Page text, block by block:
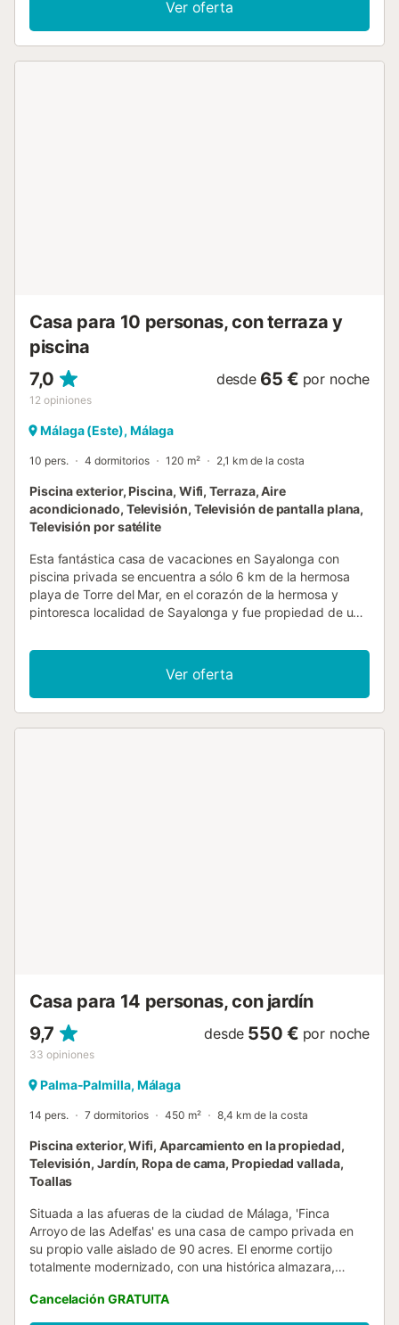
de cuna y trona para los más pequeños. Este alojamiento
vacacional cuenta con un espacio privado al aire libre que
Ver oferta
Casa para 10 personas, con terraza y
piscina
7,0
12 opiniones
desde 65 € por noche
Málaga (Este), Málaga
10 pers. 4 dormitorios 120 m² 2,1 km de la costa
Piscina exterior, Piscina, Wifi, Terraza, Aire
acondicionado, Televisión, Televisión de pantalla plana,
Televisión por satélite
Esta fantástica casa de vacaciones en Sayalonga con
piscina privada se encuentra a sólo 6 km de la hermosa
playa de Torre del Mar, en el corazón de la hermosa y
pintoresca localidad de Sayalonga y fue propiedad de un
misma y es perfecta para disfrutar de la tranquilidad del
típico campo andaluz de interior sin tener que perderse los
hermosos días de playa, ya que se alojará aquí no muy
lejos del mar. Esta casa con piscina, disponible de abril a
Ver oferta
Casa para 14 personas, con jardín
9,7
33 opiniones
desde 550 € por noche
Palma-Palmilla, Málaga
14 pers. 7 dormitorios 450 m² 8,4 km de la costa
Piscina exterior, Wifi, Aparcamiento en la propiedad,
Televisión, Jardín, Ropa de cama, Propiedad vallada,
Toallas
Situada a las afueras de la ciudad de Málaga, 'Finca
Arroyo de las Adelfas' es una casa de campo privada en
su propio valle aislado de 90 acres. El enorme cortijo
totalmente modernizado, con una histórica almazara,
zona de comedor, 7 dormitorios y 5 baños, incluida la
casita de campo con piscina, y está rodeado de amplias
Cancelación GRATUITA